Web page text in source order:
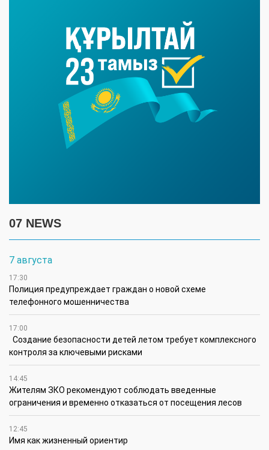
07 NEWS
7 августа
17:30
Полиция предупреждает граждан о новой схеме
телефонного мошенничества
17:00
Создание безопасности детей летом требует комплексного
контроля за ключевыми рисками
14:45
Жителям ЗКО рекомендуют соблюдать введенные
ограничения и временно отказаться от посещения лесов
12:45
Имя как жизненный ориентир